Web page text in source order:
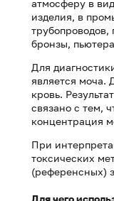
атмосферу в
изделия, в
трубопроводов,
бронзы,
Для
является моча.
кровь.
связано с тем,
концентрация
При
токсических
(референсных)
Для чего